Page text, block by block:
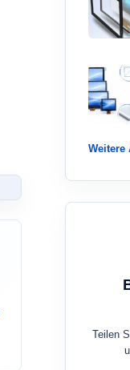
Weitere
Teilen